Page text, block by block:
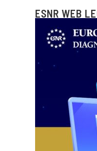
ESNR WEB